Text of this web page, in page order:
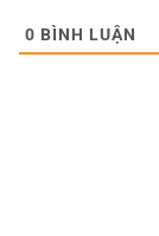
0 BÌNH LUẬN